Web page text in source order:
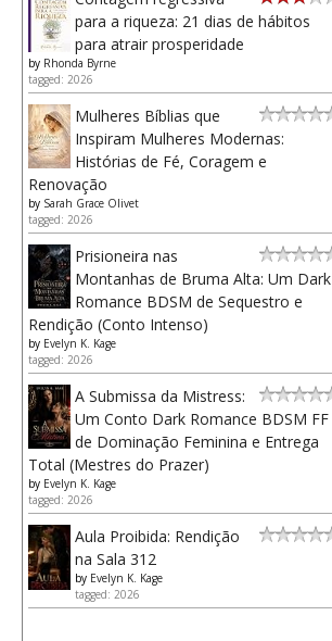
para a riqueza: 21 dias de hábitos
para atrair prosperidade
by Rhonda Byrne
tagged: 2026
Mulheres Bíblias que
Inspiram Mulheres Modernas:
Histórias de Fé, Coragem e
Renovação
by Sarah Grace Olivet
tagged: 2026
Prisioneira nas
Montanhas de Bruma Alta: Um Dark
Romance BDSM de Sequestro e
Rendição (Conto Intenso)
by Evelyn K. Kage
tagged: 2026
A Submissa da Mistress:
Um Conto Dark Romance BDSM FF
de Dominação Feminina e Entrega
Total (Mestres do Prazer)
by Evelyn K. Kage
tagged: 2026
Aula Proibida: Rendição
na Sala 312
by Evelyn K. Kage
tagged: 2026